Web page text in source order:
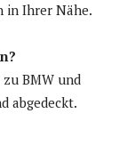
in Ihrer Nähe.
BMW und
abgedeckt.